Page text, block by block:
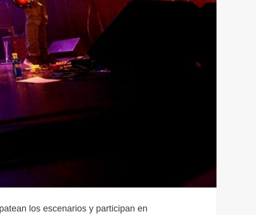
los escenarios y participan en